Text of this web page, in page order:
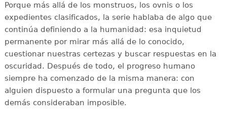
Porque más allá de los monstruos, los ovnis o los
expedientes clasificados, la serie hablaba de algo que
continúa definiendo a la humanidad: esa inquietud
permanente por mirar más allá de lo conocido,
cuestionar nuestras certezas y buscar respuestas en la
oscuridad. Después de todo, el progreso humano
siempre ha comenzado de la misma manera: con
alguien dispuesto a formular una pregunta que los
demás consideraban imposible.